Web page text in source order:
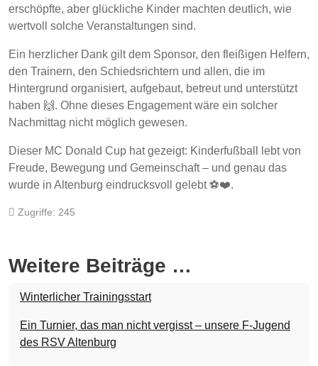
erschöpfte, aber glückliche Kinder machten deutlich, wie
wertvoll solche Veranstaltungen sind.
Ein herzlicher Dank gilt dem Sponsor, den fleißigen Helfern,
den Trainern, den Schiedsrichtern und allen, die im
Hintergrund organisiert, aufgebaut, betreut und unterstützt
haben 🙌. Ohne dieses Engagement wäre ein solcher
Nachmittag nicht möglich gewesen.
Dieser MC Donald Cup hat gezeigt: Kinderfußball lebt von
Freude, Bewegung und Gemeinschaft – und genau das
wurde in Altenburg eindrucksvoll gelebt ⚽❤️.
Zugriffe: 245
Weitere Beiträge …
Winterlicher Trainingsstart
Ein Turnier, das man nicht vergisst – unsere F-Jugend
des RSV Altenburg